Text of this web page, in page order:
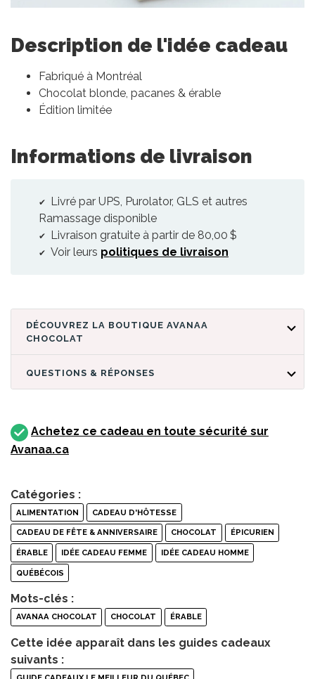
Description de l'idée cadeau
Fabriqué à Montréal
Chocolat blonde, pacanes & érable
Édition limitée
Informations de livraison
Livré par UPS, Purolator, GLS et autres
Ramassage disponible
Livraison gratuite à partir de 80,00 $
Voir leurs politiques de livraison
DÉCOUVREZ LA BOUTIQUE AVANAA
CHOCOLAT
QUESTIONS & RÉPONSES
Achetez ce cadeau en toute sécurité sur
Avanaa.ca
Catégories :
ALIMENTATION CADEAU D'HÔTESSE
CADEAU DE FÊTE & ANNIVERSAIRE CHOCOLAT ÉPICURIEN
ÉRABLE IDÉE CADEAU FEMME IDÉE CADEAU HOMME
QUÉBÉCOIS
Mots-clés :
AVANAA CHOCOLAT CHOCOLAT ÉRABLE
Cette idée apparaît dans les guides cadeaux
suivants :